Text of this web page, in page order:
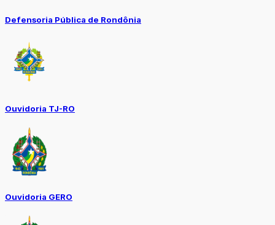
Defensoria Pública de Rondônia
Ouvidoria TJ-RO
Ouvidoria GERO